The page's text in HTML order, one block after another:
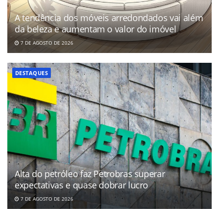
A tendência dos móveis arredondados vai além
da beleza e aumentam o valor do imóvel
7 DE AGOSTO DE 2026
DESTAQUES
Alta do petróleo faz Petrobras superar
expectativas e quase dobrar lucro
7 DE AGOSTO DE 2026